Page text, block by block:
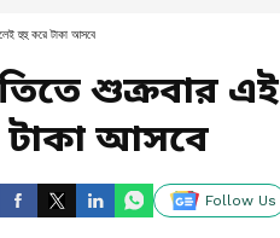
হুহু করে টাকা আসবে
শুক্রবার এই
আসবে
Follow Us